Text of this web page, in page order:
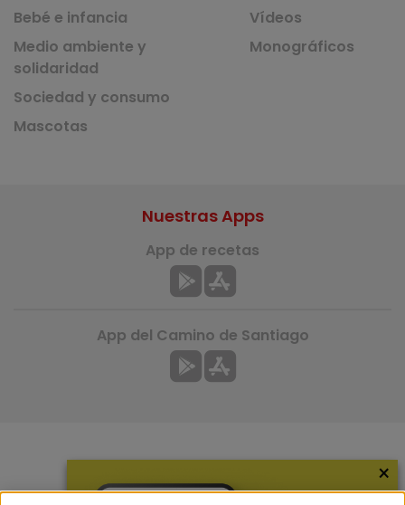
Bebé e infancia
Medio ambiente y
solidaridad
Sociedad y consumo
Mascotas
Vídeos
Monográficos
Nuestras Apps
App de recetas
App del Camino de Santiago
×